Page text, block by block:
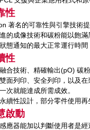
性
著名的可靠性與引擎技術
的成像技術和碳粉能以飽
態通知的最大正常運行時
性
合技術、精確輸出(pO) 碳
面列印、安全列印，以及
次就能達成所需成效。
續性設計，部分零件使用
啟動
應器能加以判斷使用者是